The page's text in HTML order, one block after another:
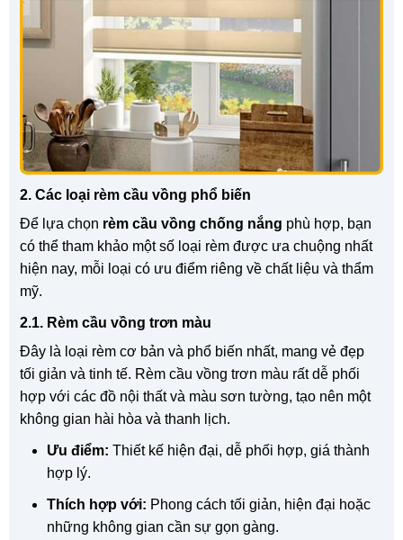
2. Các loại rèm cầu vồng phổ biến
Để lựa chọn rèm cầu vồng chống nắng phù hợp, bạn
có thể tham khảo một số loại rèm được ưa chuộng nhất
hiện nay, mỗi loại có ưu điểm riêng về chất liệu và thẩm
mỹ.
2.1. Rèm cầu vồng trơn màu
Đây là loại rèm cơ bản và phổ biến nhất, mang vẻ đẹp
tối giản và tinh tế. Rèm cầu vồng trơn màu rất dễ phối
hợp với các đồ nội thất và màu sơn tường, tạo nên một
không gian hài hòa và thanh lịch.
Ưu điểm: Thiết kế hiện đại, dễ phối hợp, giá thành
hợp lý.
Thích hợp với: Phong cách tối giản, hiện đại hoặc
những không gian cần sự gọn gàng.